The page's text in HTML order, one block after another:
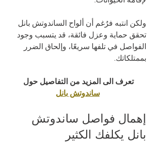
ولكن انتبه فرُغم أن ألواح الساندوتش بانل
تحقق حماية وعزل فائقة، قد يتسبب وجود
الفواصل في تلفها سريعًا، وإلحاق الضرر
بممتلكاتك.
تعرف الى المزيد من التفاصيل حول
ساندوتش بانل
إهمال فواصل ساندوتش
بانل يكلفك الكثير